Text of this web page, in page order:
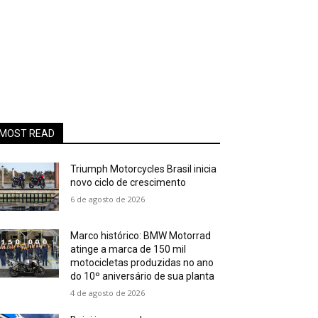
MOST READ
Triumph Motorcycles Brasil inicia
novo ciclo de crescimento
6 de agosto de 2026
Marco histórico: BMW Motorrad
atinge a marca de 150 mil
motocicletas produzidas no ano
do 10º aniversário de sua planta
4 de agosto de 2026